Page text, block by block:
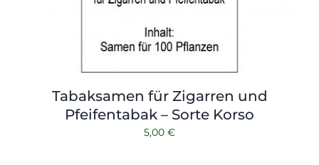
Tabaksamen für Zigarren und
Pfeifentabak – Sorte Korso
5,00 €